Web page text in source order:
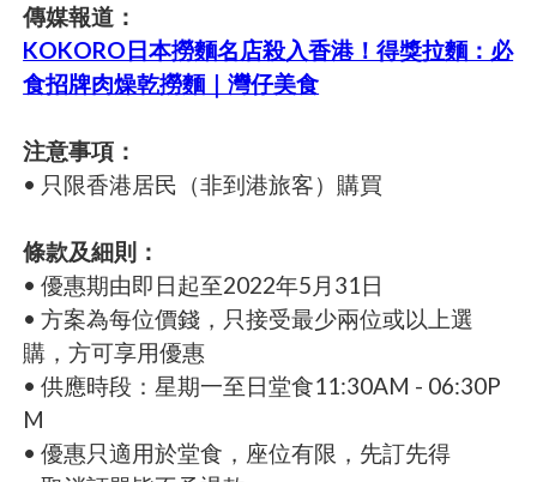
傳媒報道：
KOKORO日本撈麵名店殺入香港！得獎拉麵：必
食招牌肉燥乾撈麵｜灣仔美食
注意事項：
• 只限香港居民（非到港旅客）購買
條款及細則：
• 優惠期由即日起至2022年5月31日
• 方案為每位價錢，只接受最少兩位或以上選
購，方可享用優惠
• 供應時段：星期一至日堂食11:30AM - 06:30P
M
• 優惠只適用於堂食，座位有限，先訂先得